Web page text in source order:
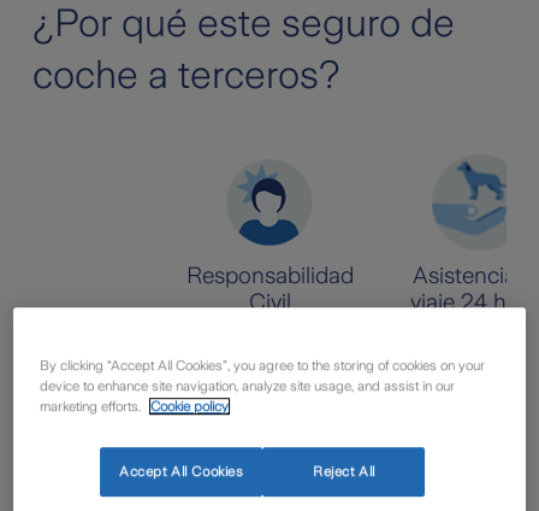
¿Por qué este seguro de
coche a terceros?
Responsabilidad
Civil
daños que
puedas causar a
incluso por caída
de equipaje.
Asistencia
viaje 24
accidente te
ayudamos con
By clicking “Accept All Cookies”, you agree to the storing of cookies on your
device to enhance site navigation, analyze site usage, and assist in our
marketing efforts.
Cookie policy
Accept All Cookies Reject All